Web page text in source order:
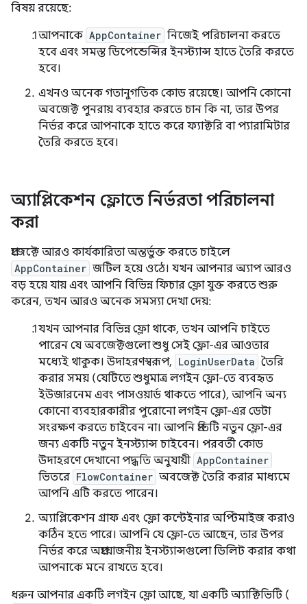
বিষয় রয়েছে:
আপনাকে AppContainer নিজেই পরিচালনা করতে
হবে এবং সমস্ত ডিপেন্ডেন্সির ইনস্ট্যান্স হাতে তৈরি করতে
হবে।
এখনও অনেক গতানুগতিক কোড রয়েছে। আপনি কোনো
অবজেক্ট পুনরায় ব্যবহার করতে চান কি না, তার উপর
নির্ভর করে আপনাকে হাতে করে ফ্যাক্টরি বা প্যারামিটার
তৈরি করতে হবে।
অ্যাপ্লিকেশন ফ্লোতে নির্ভরতা পরিচালনা
করা
প্রজেক্টে আরও কার্যকারিতা অন্তর্ভুক্ত করতে চাইলে
AppContainer জটিল হয়ে ওঠে। যখন আপনার অ্যাপ আরও
বড় হয়ে যায় এবং আপনি বিভিন্ন ফিচার ফ্লো যুক্ত করতে শুরু
করেন, তখন আরও অনেক সমস্যা দেখা দেয়:
যখন আপনার বিভিন্ন ফ্লো থাকে, তখন আপনি চাইতে
পারেন যে অবজেক্টগুলো শুধু সেই ফ্লো-এর আওতার
মধ্যেই থাকুক। উদাহরণস্বরূপ, LoginUserData তৈরি
করার সময় (যেটিতে শুধুমাত্র লগইন ফ্লো-তে ব্যবহৃত
ইউজারনেম এবং পাসওয়ার্ড থাকতে পারে), আপনি অন্য
কোনো ব্যবহারকারীর পুরোনো লগইন ফ্লো-এর ডেটা
সংরক্ষণ করতে চাইবেন না। আপনি প্রতিটি নতুন ফ্লো-এর
জন্য একটি নতুন ইনস্ট্যান্স চাইবেন। পরবর্তী কোড
উদাহরণে দেখানো পদ্ধতি অনুযায়ী AppContainer
ভিতরে FlowContainer অবজেক্ট তৈরি করার মাধ্যমে
আপনি এটি করতে পারেন।
অ্যাপ্লিকেশন গ্রাফ এবং ফ্লো কন্টেইনার অপ্টিমাইজ করাও
কঠিন হতে পারে। আপনি যে ফ্লো-তে আছেন, তার উপর
নির্ভর করে অপ্রয়োজনীয় ইনস্ট্যান্সগুলো ডিলিট করার কথা
আপনাকে মনে রাখতে হবে।
ধরুন আপনার একটি লগইন ফ্লো আছে, যা একটি অ্যাক্টিভিটি (